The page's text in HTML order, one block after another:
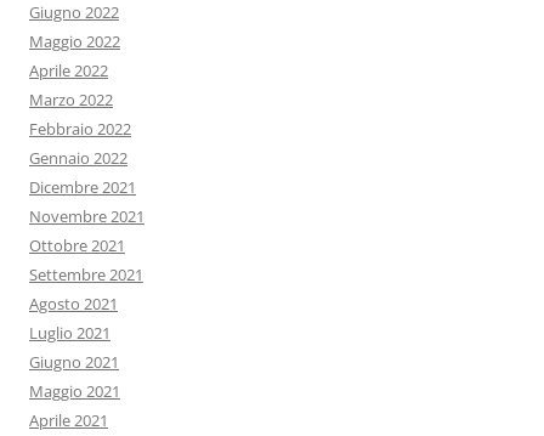
Giugno 2022
Maggio 2022
Aprile 2022
Marzo 2022
Febbraio 2022
Gennaio 2022
Dicembre 2021
Novembre 2021
Ottobre 2021
Settembre 2021
Agosto 2021
Luglio 2021
Giugno 2021
Maggio 2021
Aprile 2021